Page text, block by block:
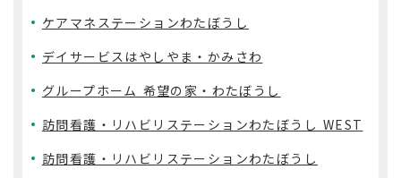
ケアマネステーションわたぼうし
デイサービスはやしやま・かみさわ
グループホーム 希望の家・わたぼうし
訪問看護・リハビリステーションわたぼうし WEST
訪問看護・リハビリステーションわたぼうし